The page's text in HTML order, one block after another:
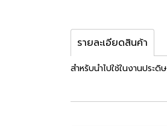
รายละเอียดสินค้า
สำหรับนำไปใช้ในงานประ